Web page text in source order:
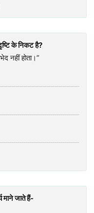
के निकट है?
नहीं होता।”
माने जाते हैं-